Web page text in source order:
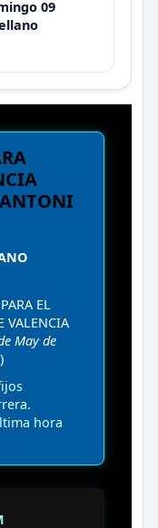
09
EL
VALENCIA
May de
)
hora